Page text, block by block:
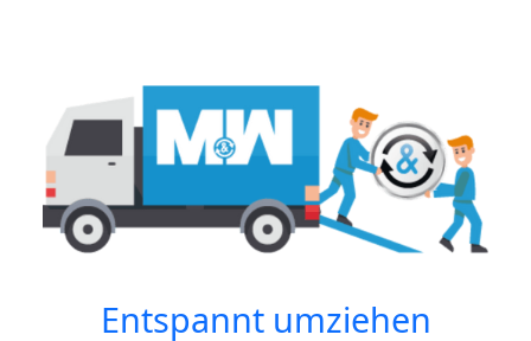
Entspannt umziehen